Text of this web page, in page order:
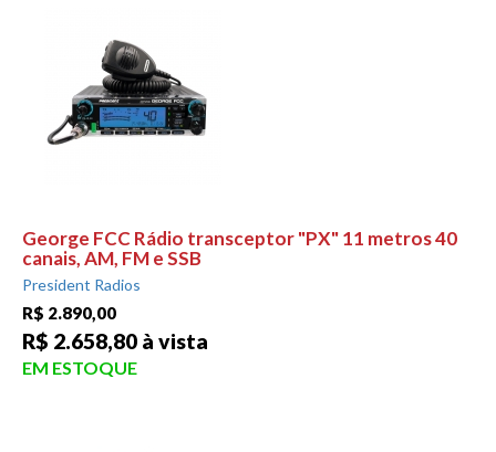
George FCC Rádio transceptor "PX" 11 metros 40
canais, AM, FM e SSB
President Radios
R$ 2.890,00
R$ 2.658,80 à vista
EM ESTOQUE